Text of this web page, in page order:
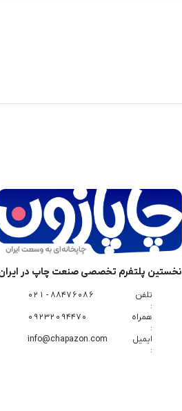
نخستین پلتفرم تخصصی صنعت چاپ در
تلفن
:
88476086 - 021
همراه
:
09232094470
ایمیل
:
info@chapazon.com